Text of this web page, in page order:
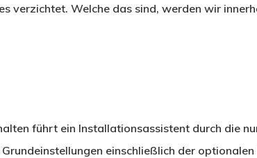
verzichtet. Welche das sind, werden wir
führt ein Installationsassistent durch die
einschließlich der